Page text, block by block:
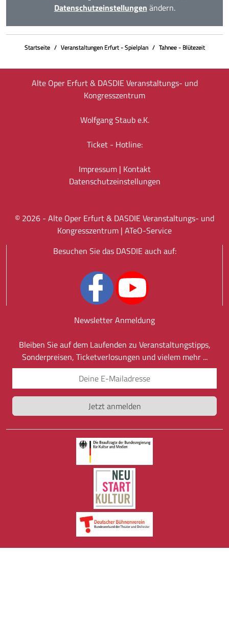
Datenschutzeinstellungen ändern.
Startseite Veranstaltungen Erfurt - Spielplan Tahnee - Blütezeit
Alte Oper Erfurt & DASDIE Veranstaltungs- und
Kongresszentrum
Wolfgang Staub e.K.
Ticket - Hotline:
Impressum| Kontakt
Datenschutz­einstellungen
© 2026 - Alte Oper Erfurt & DASDIE Veranstaltungs- und
Kongresszentrum | ATeO-Service
Besuchen Sie das DASDIE auch auf:
Newsletter Anmeldung
Bleiben Sie auf dem Laufenden zu Veranstaltungstipps,
Sonderpreisen, Ticketverlosungen und vielem mehr ...